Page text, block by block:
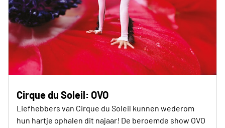
Cirque du Soleil: OVO
Liefhebbers van Cirque du Soleil kunnen wederom
hun hartje ophalen dit najaar! De beroemde show OVO